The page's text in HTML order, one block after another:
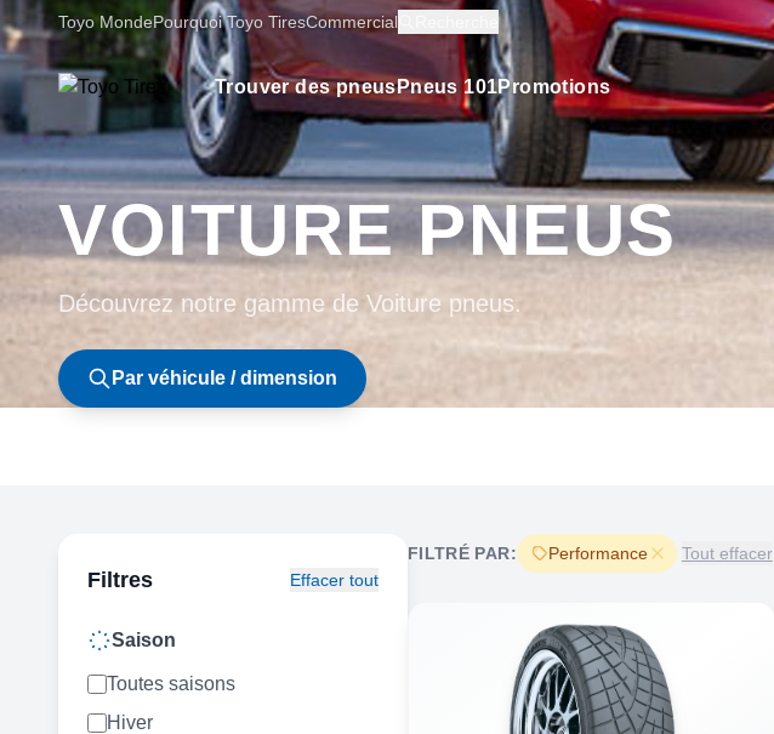
Toyo MondePourquoi Toyo TiresCommercial
Trouver des pneusPneus 101Promotions
VOITURE PNEUS
Découvrez notre gamme de Voiture pneus.
Par véhicule / dimension
Filtres Effacer tout
Saison
Toutes saisons
Hiver
FILTRÉ PAR: Performance Tout effacer